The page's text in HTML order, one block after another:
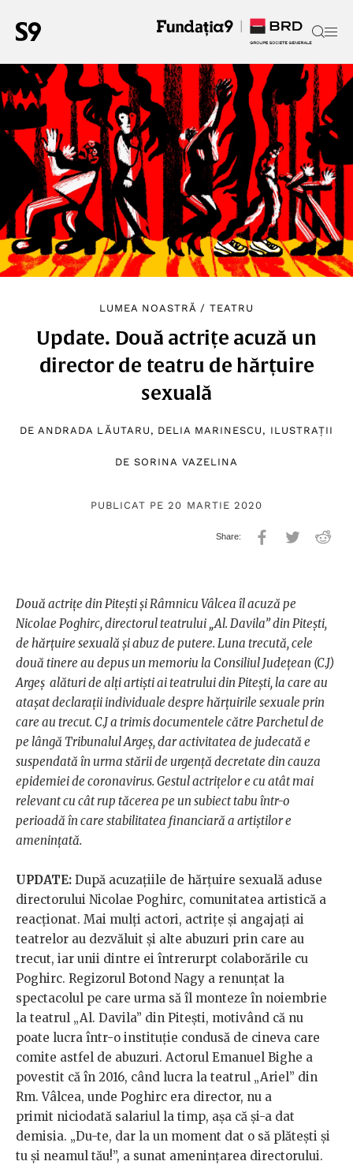
LUMEA NOASTRĂ /TEATRU
Update. Două actrițe acuză un
director de teatru de hărțuire
sexuală
DEANDRADA LĂUTARU , DELIA MARINESCU , ILUSTRAȚII
DESORINA VAZELINA
PUBLICAT PE 20 MARTIE 2020
Două actrițe din Pitești și Râmnicu Vâlcea îl acuză pe
Nicolae Poghirc, directorul teatrului „Al. Davila” din Pitești,
de hărțuire sexuală și abuz de putere. Luna trecută, cele
două tinere au depus un memoriu la Consiliul Județean (C.J)
Argeș alături de alți artiști ai teatrului din Pitești, la care au
atașat declarații individuale despre hărțuirile sexuale prin
care au trecut. C.J a trimis documentele către Parchetul de
pe lângă Tribunalul Argeș, dar activitatea de judecată e
suspendată în urma stării de urgență decretate din cauza
epidemiei de coronavirus. Gestul actrițelor e cu atât mai
relevant cu cât rup tăcerea pe un subiect tabu într-o
perioadă în care stabilitatea financiară a artiștilor e
amenințată.
UPDATE: După acuzațiile de hărțuire sexuală aduse
directorului Nicolae Poghirc, comunitatea artistică a
reacționat. Mai mulți actori, actrițe și angajați ai
teatrelor au dezvăluit și alte abuzuri prin care au
trecut, iar unii dintre ei întrerurpt colaborările cu
Poghirc. Regizorul Botond Nagy a renunțat la
spectacolul pe care urma să îl monteze în noiembrie
la teatrul „Al. Davila” din Pitești, motivând că nu
poate lucra într-o instituție condusă de cineva care
comite astfel de abuzuri. Actorul Emanuel Bighe a
povestit că în 2016, când lucra la teatrul „Ariel” din
Rm. Vâlcea, unde Poghirc era director, nu a
primit niciodată salariul la timp, așa că și-a dat
demisia. „Du-te, dar la un moment dat o să plătești și
tu și neamul tău!”, a sunat amenințarea directorului.